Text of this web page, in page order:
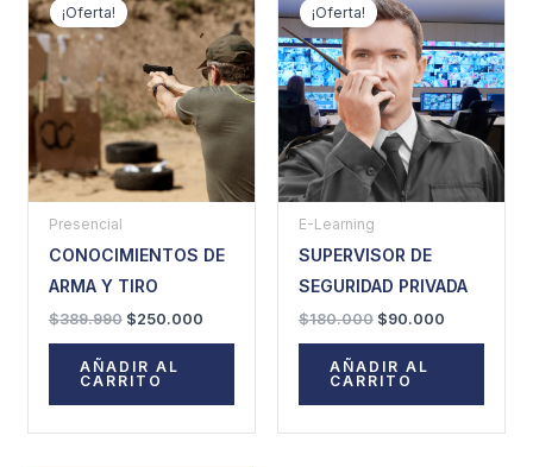
¡Oferta!
Presencial
CONOCIMIENTOS DE
ARMA Y TIRO
$389.990
original
era:
$389.990.
$250.000
actual
es:
$250.000.
AÑADIR AL
CARRITO
¡Oferta!
E-Learning
SUPERVISOR DE
SEGURIDAD PRIVADA
$180.000
original
$180.000.
$90.000
actual
es:
$90.000.
AÑADIR AL
CARRITO